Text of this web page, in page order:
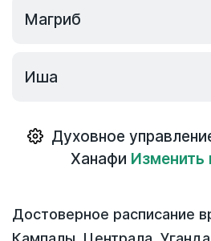
Магриб
Иша
Духовное
Ханафи Изменить
Достоверное расписание